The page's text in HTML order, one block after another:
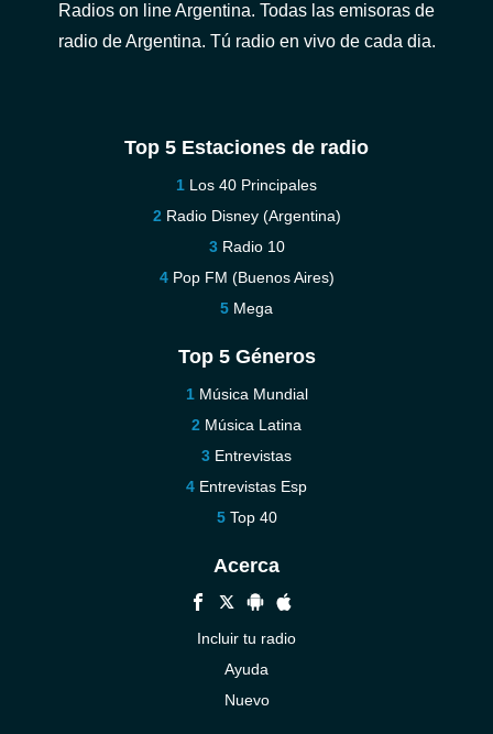
Radios on line Argentina. Todas las emisoras de
radio de Argentina. Tú radio en vivo de cada dia.
Top 5 Estaciones de radio
Los 40 Principales
Radio Disney (Argentina)
Radio 10
Pop FM (Buenos Aires)
Mega
Top 5 Géneros
Música Mundial
Música Latina
Entrevistas
Entrevistas Esp
Top 40
Acerca
Incluir tu radio
Ayuda
Nuevo